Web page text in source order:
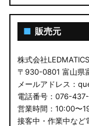
■ 販売元
株式会社
〒930-0801 富山県
メールアドレス：
電話番号：076-
営業時間：10:00〜
接客中・作業中など